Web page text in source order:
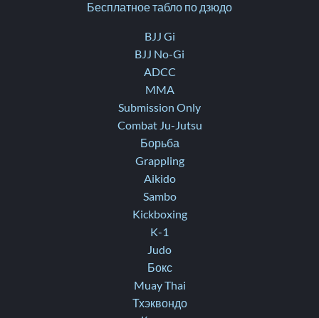
Бесплатное табло по дзюдо
BJJ Gi
BJJ No-Gi
ADCC
MMA
Submission Only
Combat Ju-Jutsu
Борьба
Grappling
Aikido
Sambo
Kickboxing
K-1
Judo
Бокс
Muay Thai
Тхэквондо